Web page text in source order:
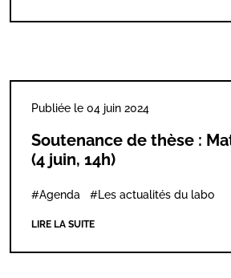
Publiée le 04 juin 2024
Soutenance de thèse :
(4 juin, 14h)
#Agenda #Les actualités du labo
LIRE LA SUITE